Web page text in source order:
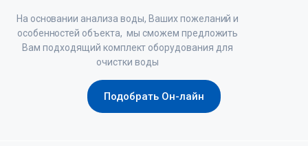
На основании анализа воды, Ваших пожеланий и
особенностей объекта, мы сможем предложить
Вам подходящий комплект оборудования для
очистки воды
Подобрать Он-лайн